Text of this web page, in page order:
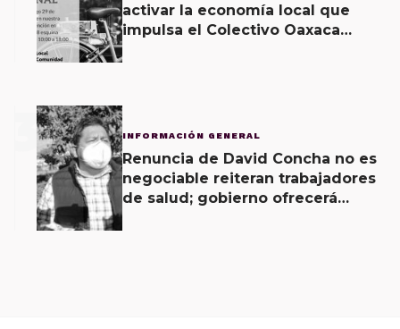
activar la economía local que
impulsa el Colectivo Oaxaca
3 INFORMACIÓN GENERAL
Renuncia de David Concha no es
negociable reiteran trabajadores
de salud; gobierno ofrecerá